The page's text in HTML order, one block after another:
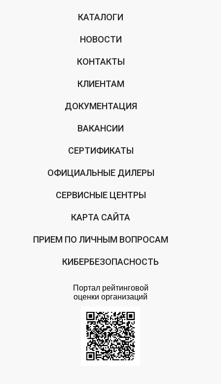
КАТАЛОГИ
НОВОСТИ
КОНТАКТЫ
КЛИЕНТАМ
ДОКУМЕНТАЦИЯ
ВАКАНСИИ
СЕРТИФИКАТЫ
ОФИЦИАЛЬНЫЕ ДИЛЕРЫ
СЕРВИСНЫЕ ЦЕНТРЫ
КАРТА САЙТА
ПРИЕМ ПО ЛИЧНЫМ ВОПРОСАМ
КИБЕРБЕЗОПАСНОСТЬ
Портал рейтинговой
оценки организаций